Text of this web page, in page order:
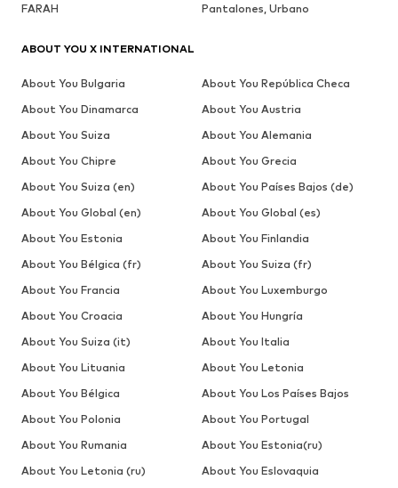
FARAH Pantalones, Urbano
ABOUT YOU X INTERNATIONAL
About You Bulgaria
About You República Checa
About You Dinamarca
About You Austria
About You Suiza
About You Alemania
About You Chipre
About You Grecia
About You Suiza (en)
About You Países Bajos (de)
About You Global (en)
About You Global (es)
About You Estonia
About You Finlandia
About You Bélgica (fr)
About You Suiza (fr)
About You Francia
About You Luxemburgo
About You Croacia
About You Hungría
About You Suiza (it)
About You Italia
About You Lituania
About You Letonia
About You Bélgica
About You Los Países Bajos
About You Polonia
About You Portugal
About You Rumania
About You Estonia(ru)
About You Letonia (ru)
About You Eslovaquia